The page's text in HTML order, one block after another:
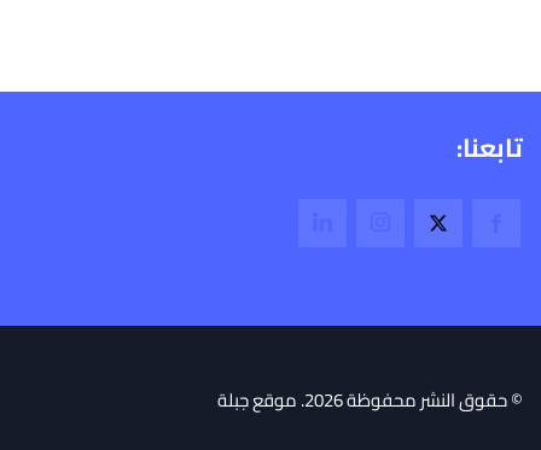
تابعنا:
© حقوق النشر محفوظة 2026. موقع جبلة